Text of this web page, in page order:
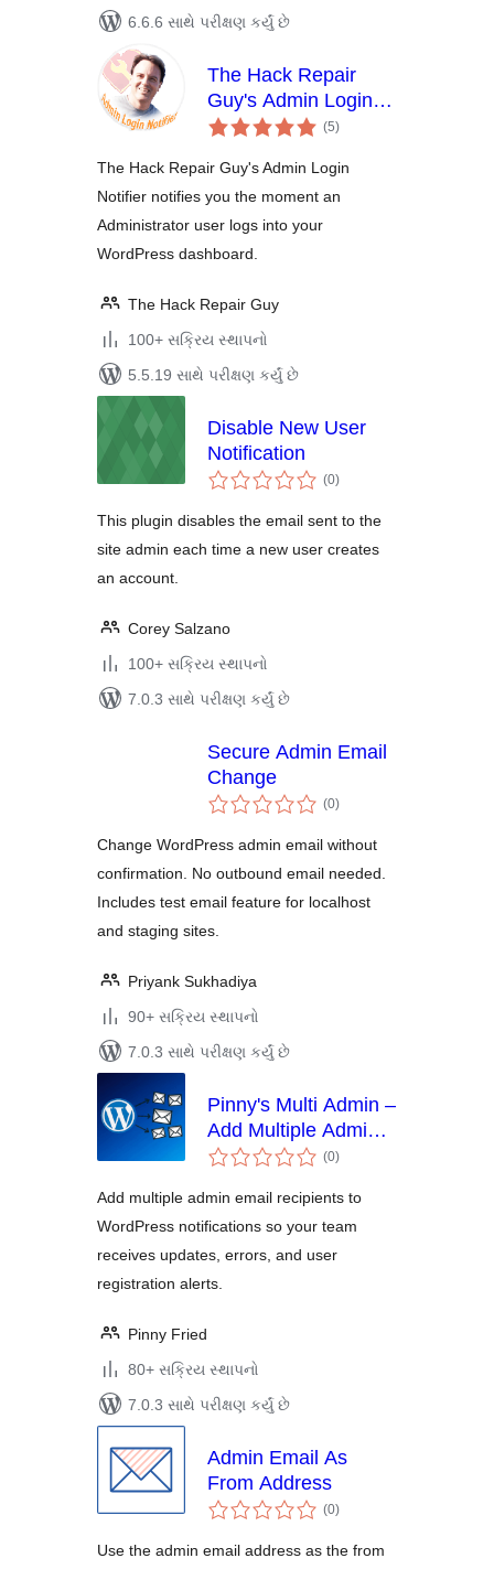
6.6.6 સાથે પરીક્ષણ કર્યું છે
The Hack Repair
Guy's Admin Login
Notifier
(5કુલ
રેટિંગ્સ
)
The Hack Repair Guy's Admin Login
Notifier notifies you the moment an
Administrator user logs into your
WordPress dashboard.
The Hack Repair Guy
100+ સક્રિય સ્થાપનો
5.5.19 સાથે પરીક્ષણ કર્યું છે
Disable New User
Notification
(0કુલ
રેટિંગ્સ
)
This plugin disables the email sent to the
site admin each time a new user creates
an account.
Corey Salzano
100+ સક્રિય સ્થાપનો
7.0.3 સાથે પરીક્ષણ કર્યું છે
Secure Admin Email
Change
(0કુલ
રેટિંગ્સ
)
Change WordPress admin email without
confirmation. No outbound email needed.
Includes test email feature for localhost
and staging sites.
Priyank Sukhadiya
90+ સક્રિય સ્થાપનો
7.0.3 સાથે પરીક્ષણ કર્યું છે
Pinny's Multi Admin –
Add Multiple Admin
Emails
(0કુલ
રેટિંગ્સ
)
Add multiple admin email recipients to
WordPress notifications so your team
receives updates, errors, and user
registration alerts.
Pinny Fried
80+ સક્રિય સ્થાપનો
7.0.3 સાથે પરીક્ષણ કર્યું છે
Admin Email As
From Address
(0કુલ
રેટિંગ્સ
)
Use the admin email address as the from